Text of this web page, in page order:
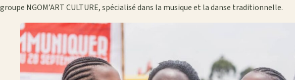
groupe NGOM’ART CULTURE, spécialisé dans la musique et la danse traditionnelle.